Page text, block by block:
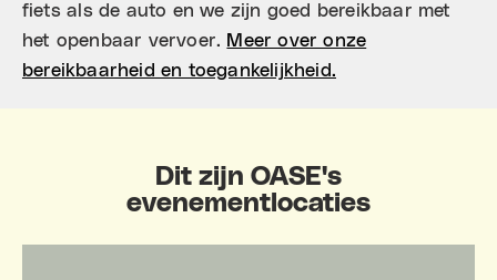
fiets als de auto en we zijn goed bereikbaar met
het openbaar vervoer. Meer over onze
bereikbaarheid en toegankelijkheid.
Dit zijn OASE's
evenementlocaties